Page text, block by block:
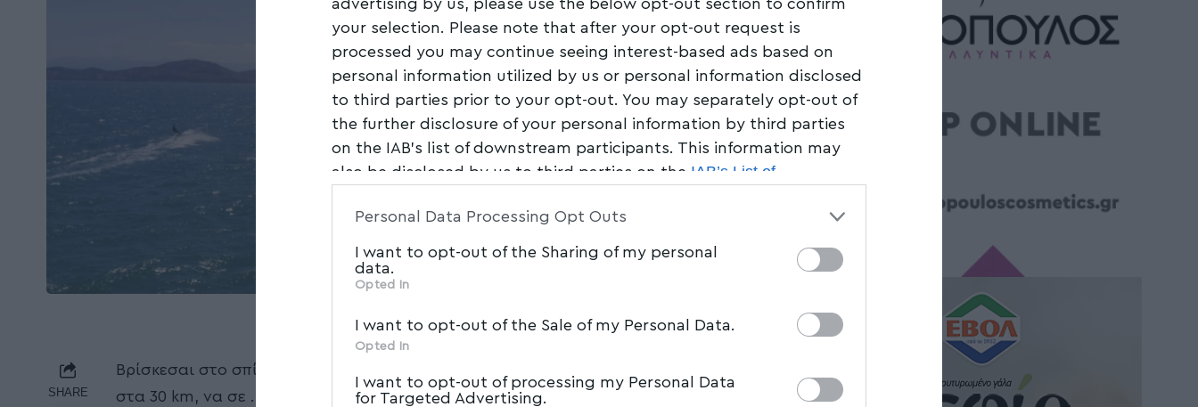
your selection. Please note that after your opt-out request is
processed you may continue seeing interest-based ads based on
personal information utilized by us or personal information disclosed
to third parties prior to your opt-out. You may separately opt-out of
the further disclosure of your personal information by third parties
on the IAB’s list of downstream participants. This information may
also be disclosed by us to third parties on the IAB’s List of
parties.
Personal Data Processing Opt Outs
I want to opt-out of the Sharing of my personal
data.
Opted In
I want to opt-out of the Sale of my Personal Data.
Opted In
I want to opt-out of processing my Personal Data
for Targeted Advertising.
SHARE
Βρίσκεσαι στο σπίτι σου στον Βόλο και αντιλαμβάνεσαι τον γαρμπή να δυναμώνει
στα 30 km, να σε …προκαλεί να φορτώσεις τον εξοπλισμό kitesurf στο αμάξι και να